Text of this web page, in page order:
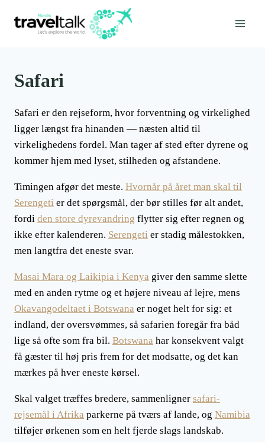
Safari
Safari er den rejseform, hvor forventning og virkelighed
ligger længst fra hinanden — næsten altid til
virkelighedens fordel. Man tager af sted efter dyrene og
kommer hjem med lyset, stilheden og afstandene.
Timingen afgør det meste. Hvornår på året man skal til
Serengeti er det spørgsmål, der bør stilles før alt andet,
fordi den store dyrevandring flytter sig efter regnen og
ikke efter kalenderen. Serengeti er stadig målestokken,
men langtfra det eneste svar.
Masai Mara og Laikipia i Kenya giver den samme slette
med en anden rytme og et højere niveau af lejre, mens
Okavangodeltaet i Botswana er noget helt for sig: et
indland, der oversvømmes, så safarien foregår fra båd
lige så ofte som fra bil. Botswana har konsekvent valgt
få gæster til høj pris frem for det modsatte, og det kan
mærkes på hver eneste kørsel.
Skal valget træffes bredere, sammenligner safari-
rejsemål i Afrika parkerne på tværs af lande, og Namibia
tilføjer ørkenen som en helt fjerde slags landskab.